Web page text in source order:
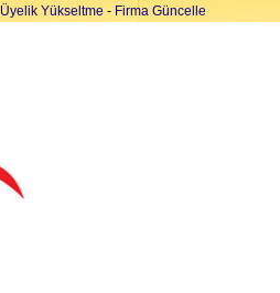
Üyelik Yükseltme - Firma Güncelle